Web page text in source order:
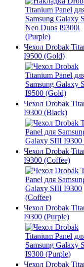
Чехол Drobak
I9500 (Gold)
Чехол Drobak
I9300 (Black)
Чехол Drobak
I9300 (Coffee)
Чехол Drobak
I9300 (Purple)
Чехол Drobak